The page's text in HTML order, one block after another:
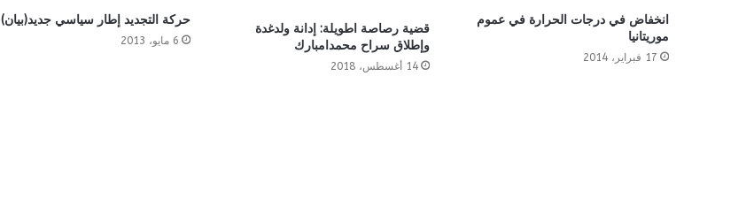
انخفاض في درجات الحرارة في عموم
موريتانيا
17 فبراير، 2014
قضية رصاصة اطويلة: إدانة ولدغدة
وإطلاق سراح محمدامبارك
14 أغسطس، 2018
حركة التجديد إطار سياسي جديد(بيان)
6 مايو، 2013